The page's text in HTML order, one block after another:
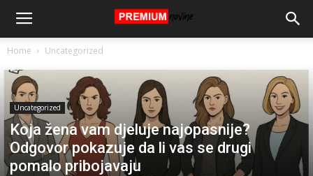
Home Uncategorized
Uncategorized
Koja žena vam djeluje najopasnije?
Odgovor pokazuje da li vas se drugi
pomalo pribojavaju